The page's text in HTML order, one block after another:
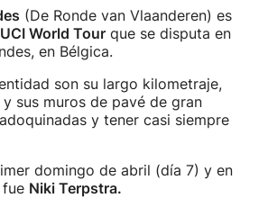
(De Ronde van Vlaanderen) es
UCI World Tour que se disputa en
en Bélgica.
son su largo kilometraje,
sus muros de pavé de gran
y tener casi siempre
domingo de abril (día 7) y en
Niki Terpstra.